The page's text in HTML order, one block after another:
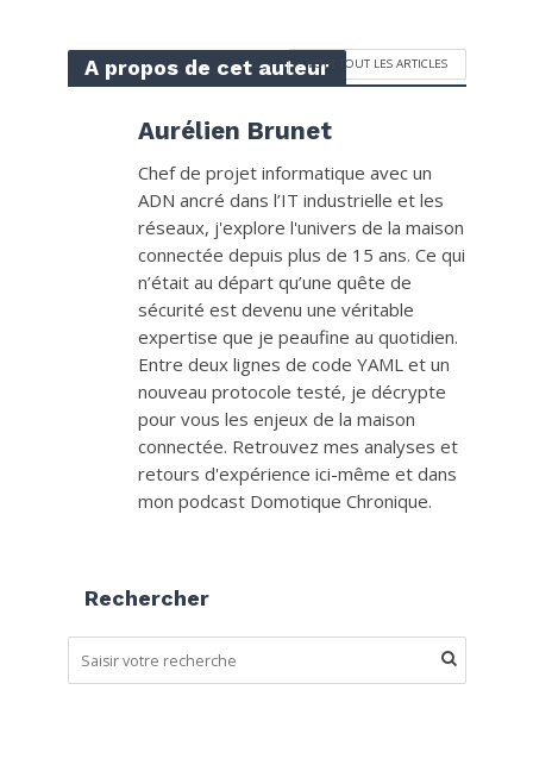
A propos de cet auteurVOIR TOUT LES ARTICLES
Aurélien Brunet
Chef de projet informatique avec un
ADN ancré dans l’IT industrielle et les
réseaux, j'explore l'univers de la maison
connectée depuis plus de 15 ans. Ce qui
n’était au départ qu’une quête de
sécurité est devenu une véritable
expertise que je peaufine au quotidien.
Entre deux lignes de code YAML et un
nouveau protocole testé, je décrypte
pour vous les enjeux de la maison
connectée. Retrouvez mes analyses et
retours d'expérience ici-même et dans
mon podcast Domotique Chronique.
Rechercher